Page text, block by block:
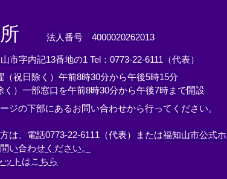
法人番号 4000020262013
市字内記13番地の1 Tel：0773-22-6111（代表）
（祝日除く）午前8時30分から午後5時15分
く）一部窓口を午前8時30分から午後7時まで開設
ジの下部にあるお問い合わせから行ってください。
は、電話0773-22-6111（代表）または福知山市公式ホ
い合わせください。
ットはこちら